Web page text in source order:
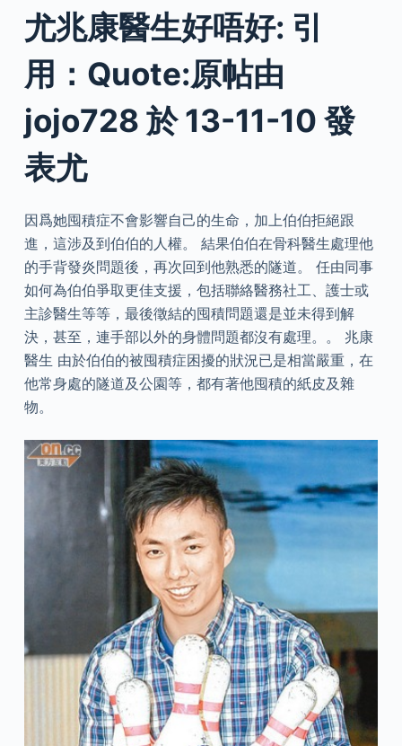
尤兆康醫生好唔好: 引
用：Quote:原帖由
jojo728 於 13-11-10 發
表尤
因爲她囤積症不會影響自己的生命，加上伯伯拒絕跟
進，這涉及到伯伯的人權。 結果伯伯在骨科醫生處理他
的手背發炎問題後，再次回到他熟悉的隧道。 任由同事
如何為伯伯爭取更佳支援，包括聯絡醫務社工、護士或
主診醫生等等，最後徵結的囤積問題還是並未得到解
決，甚至，連手部以外的身體問題都沒有處理。。 兆康
醫生 由於伯伯的被囤積症困擾的狀況已是相當嚴重，在
他常身處的隧道及公園等，都有著他囤積的紙皮及雜
物。